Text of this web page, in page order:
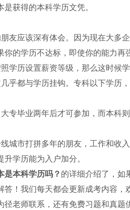
获得的本科学历文凭。
友应该深有体会。因为现在大多
的学历不达标，即使你的能力再
学历设置薪资等级，那么这时候学
乎都与学历挂钩。专科以下学历
专毕业两年后才可参加，而本科
城市打拼多年的朋友，工作和收
学历能为入户加分。
是本科学历吗？的详细介绍了，如
！我们每天都会更新成考内容，
老师联系，还有免费习题和真题